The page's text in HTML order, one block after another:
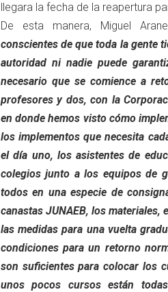
llegara la fecha de la reapertura
De esta manera, Miguel
conscientes de que toda la gente
autoridad ni nadie puede
necesario que se comience a
profesores y dos, con la
en donde hemos visto cómo
los implementos que necesita
el día uno, los asistentes de
colegios junto a los equipos de
todos en una especie de
canastas JUNAEB, los materiales,
las medidas para una vuelta
condiciones para un retorno
son suficientes para colocar los
unos pocos cursos están